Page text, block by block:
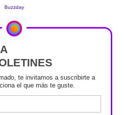
te invitamos a suscribirte a
el que más te guste.